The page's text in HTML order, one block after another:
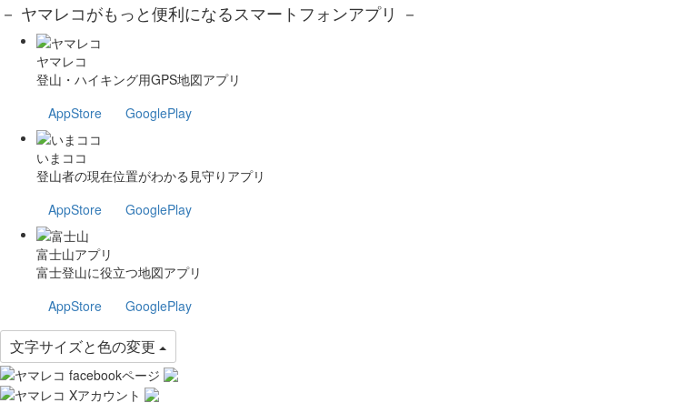
－ ヤマレコがもっと便利になるスマートフォンアプリ －
ヤマレコ
登山・ハイキング用GPS地図アプリ
AppStore
GooglePlay
いまココ
登山者の現在位置がわかる見守りアプリ
AppStore
GooglePlay
富士山アプリ
富士登山に役立つ地図アプリ
AppStore
GooglePlay
文字サイズと色の変更